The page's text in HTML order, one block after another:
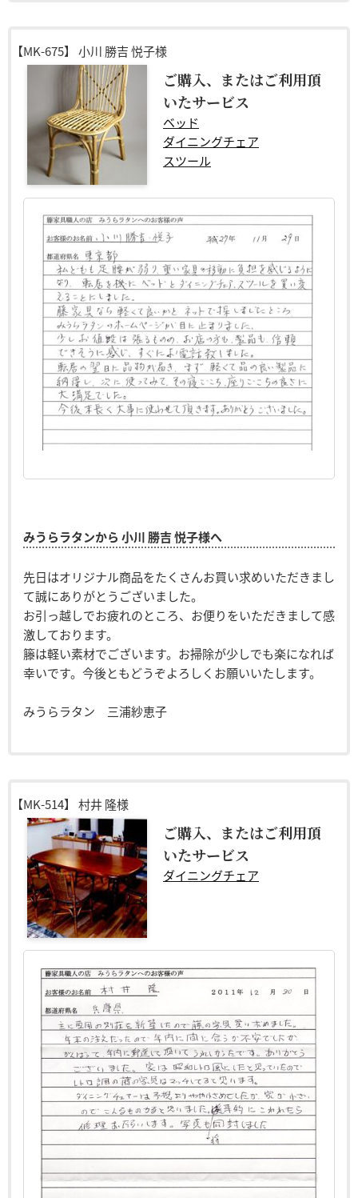
【MK-675】 小川 勝吉 悦子様
ご購入、またはご利用頂
いたサービス
ベッド
ダイニングチェア
スツール
みうらラタンから 小川 勝吉 悦子様へ
先日はオリジナル商品をたくさんお買い求めいただきまし
て誠にありがとうございました。
お引っ越しでお疲れのところ、お便りをいただきまして感
激しております。
籐は軽い素材でございます。お掃除が少しでも楽になれば
幸いです。今後ともどうぞよろしくお願いいたします。
みうらラタン 三浦紗恵子
【MK-514】 村井 隆様
ご購入、またはご利用頂
いたサービス
ダイニングチェア